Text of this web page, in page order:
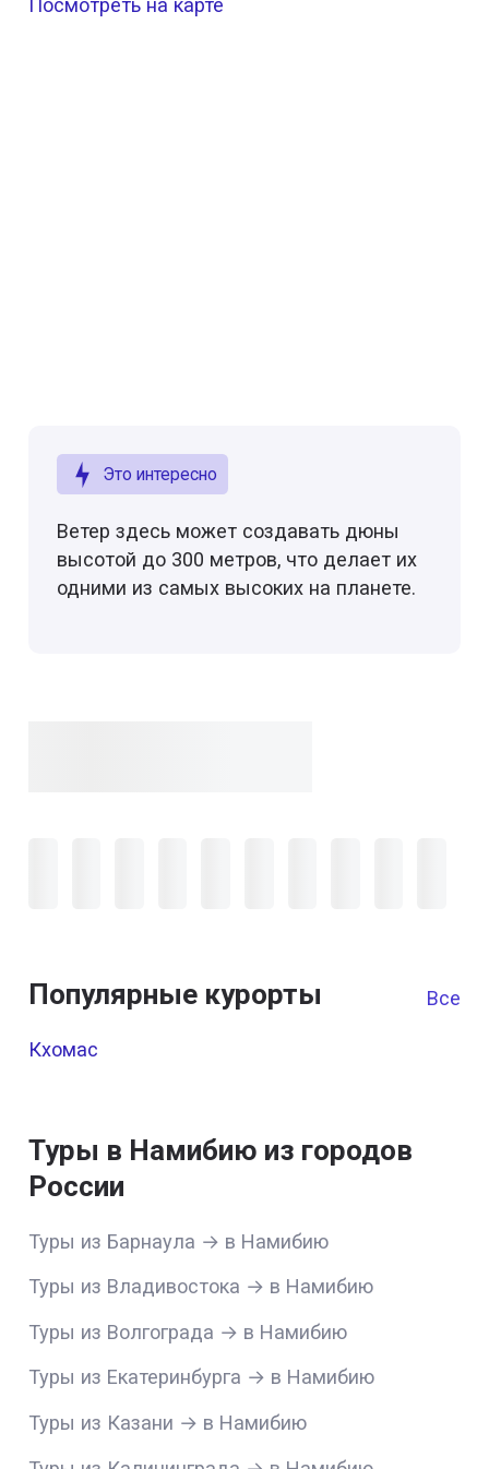
Посмотреть на карте
Это интересно
Ветер здесь может создавать дюны
высотой до 300 метров, что делает их
одними из самых высоких на планете.
Популярные курорты Все
Кхомас
Туры в Намибию из городов
России
Туры из Барнаула → в Намибию
Туры из Владивостока → в Намибию
Туры из Волгограда → в Намибию
Туры из Екатеринбурга → в Намибию
Туры из Казани → в Намибию